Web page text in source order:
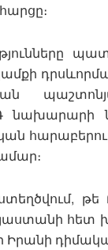
նախարարի
հետ